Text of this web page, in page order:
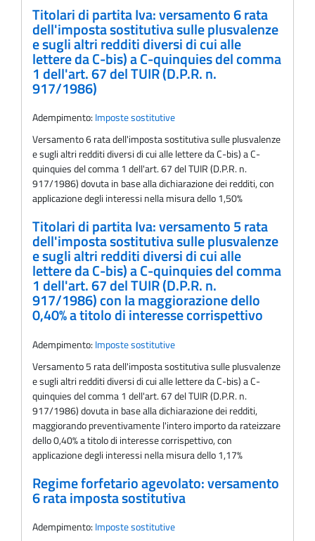
Titolari di partita Iva: versamento 6 rata
dell'imposta sostitutiva sulle plusvalenze
e sugli altri redditi diversi di cui alle
lettere da C-bis) a C-quinquies del comma
1 dell'art. 67 del TUIR (D.P.R. n.
917/1986)
Adempimento: Imposte sostitutive
Versamento 6 rata dell'imposta sostitutiva sulle plusvalenze
e sugli altri redditi diversi di cui alle lettere da C-bis) a C-
quinquies del comma 1 dell'art. 67 del TUIR (D.P.R. n.
917/1986) dovuta in base alla dichiarazione dei redditi, con
applicazione degli interessi nella misura dello 1,50%
Titolari di partita Iva: versamento 5 rata
dell'imposta sostitutiva sulle plusvalenze
e sugli altri redditi diversi di cui alle
lettere da C-bis) a C-quinquies del comma
1 dell'art. 67 del TUIR (D.P.R. n.
917/1986) con la maggiorazione dello
0,40% a titolo di interesse corrispettivo
Adempimento: Imposte sostitutive
Versamento 5 rata dell'imposta sostitutiva sulle plusvalenze
e sugli altri redditi diversi di cui alle lettere da C-bis) a C-
quinquies del comma 1 dell'art. 67 del TUIR (D.P.R. n.
917/1986) dovuta in base alla dichiarazione dei redditi,
maggiorando preventivamente l'intero importo da rateizzare
dello 0,40% a titolo di interesse corrispettivo, con
applicazione degli interessi nella misura dello 1,17%
Regime forfetario agevolato: versamento
6 rata imposta sostitutiva
Adempimento: Imposte sostitutive